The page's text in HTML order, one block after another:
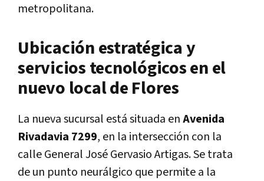
metropolitana.
Ubicación estratégica y
servicios tecnológicos en el
nuevo local de Flores
La nueva sucursal está situada enAvenida
Rivadavia 7299, en la intersección con la
calle General José Gervasio Artigas. Se trata
de un punto neurálgico que permite a la